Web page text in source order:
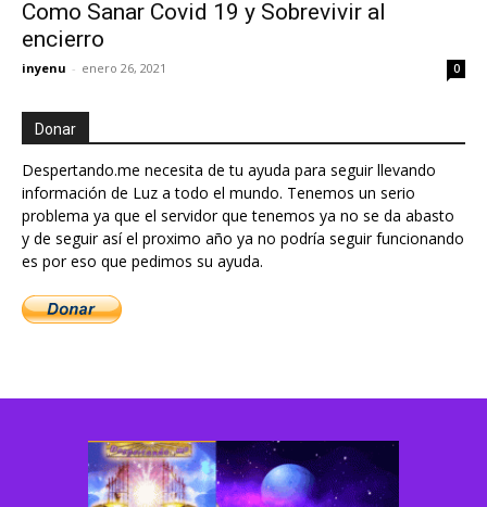
Como Sanar Covid 19 y Sobrevivir al
encierro
inyenu - enero 26, 2021 0
Donar
Despertando.me necesita de tu ayuda para seguir llevando
información de Luz a todo el mundo. Tenemos un serio
problema ya que el servidor que tenemos ya no se da abasto
y de seguir así el proximo año ya no podría seguir funcionando
es por eso que pedimos su ayuda.